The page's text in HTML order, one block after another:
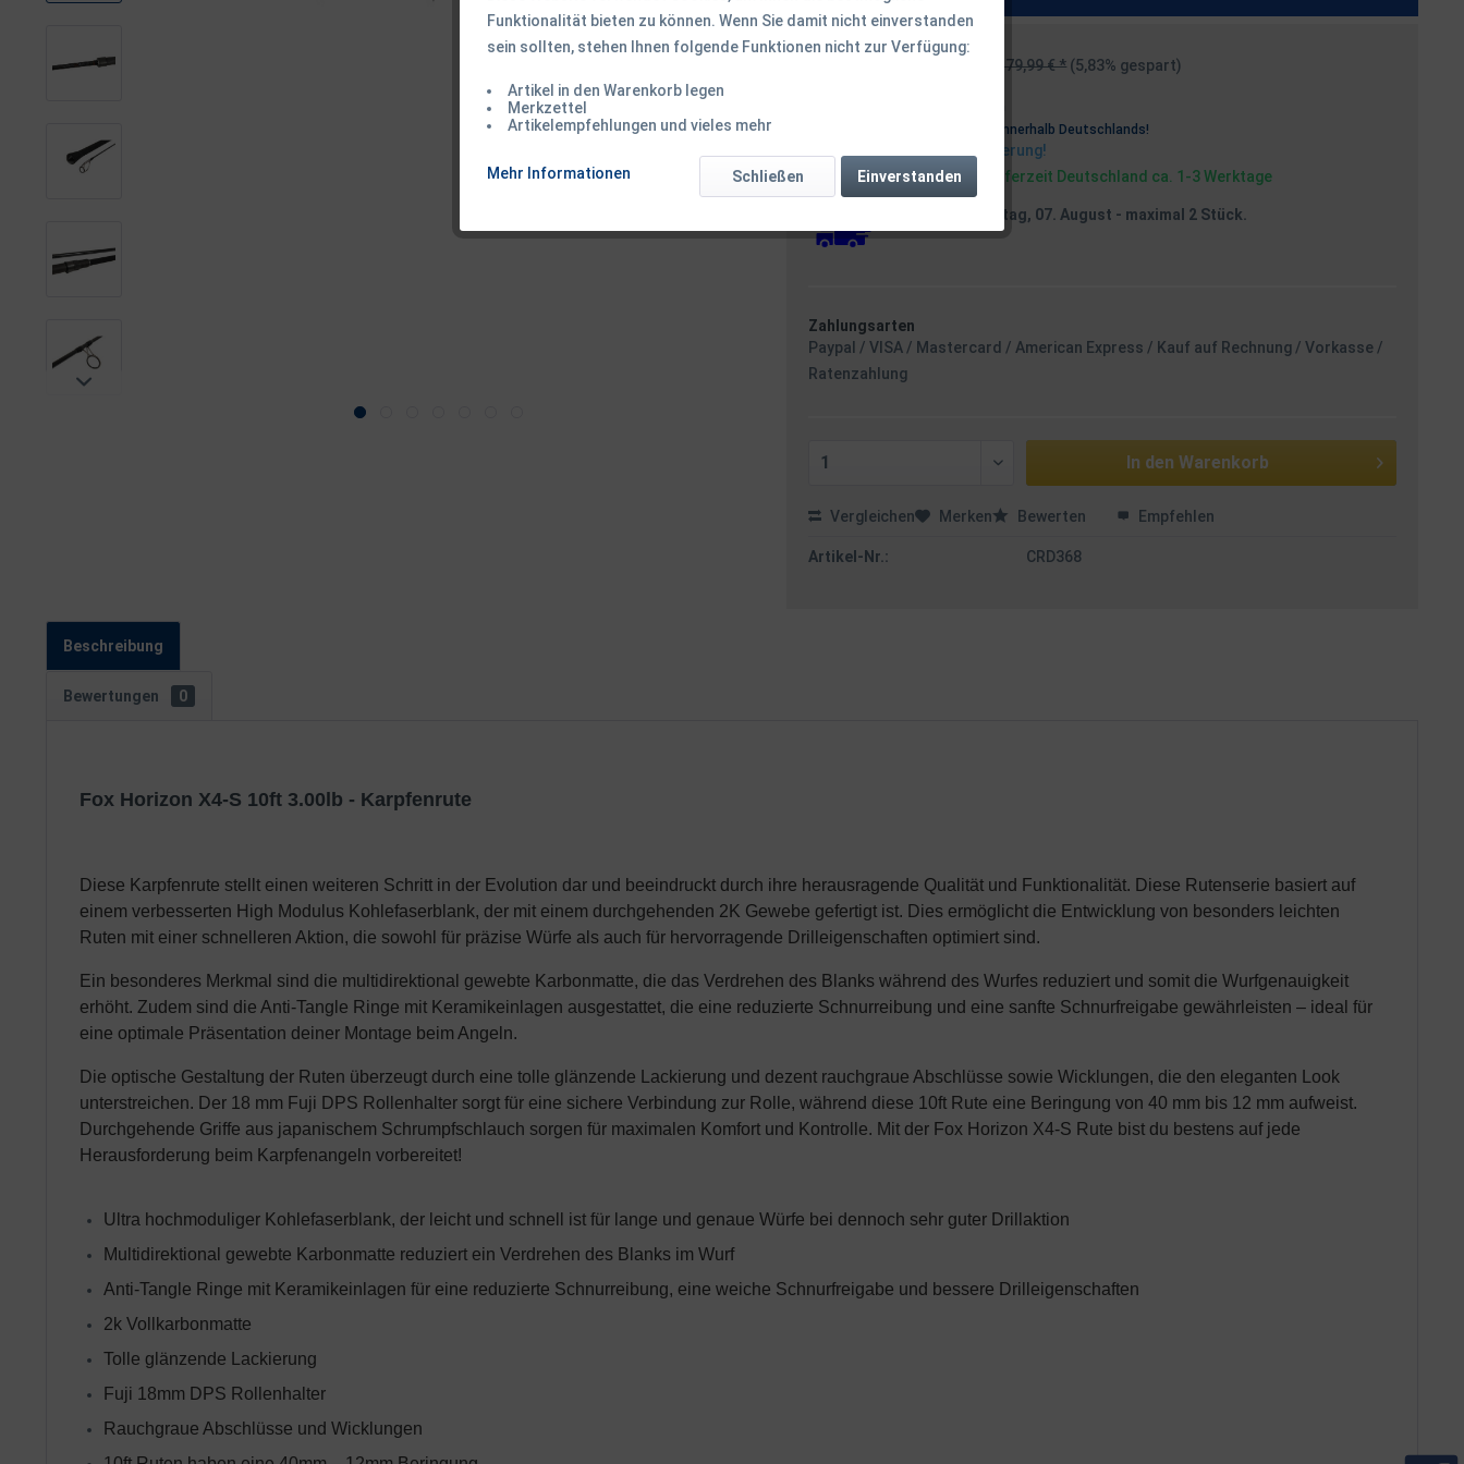
169,50 € * 179,99 € * (5,83% gespart)
innerhalb Deutschlands!
Versandkostenfreie Lieferung!
Sofort versandfertig, Lieferzeit Deutschland ca. 1-3 Werktage
Versand am Freitag, 07. August - maximal 2 Stück.
Zahlungsarten
Paypal / VISA / Mastercard / American Express / Kauf auf Rechnung / Vorkasse /
Ratenzahlung
In den Warenkorb
Vergleichen Merken Bewerten Empfehlen
Artikel-Nr.: CRD368
Beschreibung
Bewertungen 0
Fox Horizon X4-S 10ft 3.00lb - Karpfenrute
Diese Karpfenrute stellt einen weiteren Schritt in der Evolution dar und beeindruckt durch ihre herausragende Qualität und Funktionalität. Diese Rutenserie basiert auf
einem verbesserten High Modulus Kohlefaserblank, der mit einem durchgehenden 2K Gewebe gefertigt ist. Dies ermöglicht die Entwicklung von besonders leichten
Ruten mit einer schnelleren Aktion, die sowohl für präzise Würfe als auch für hervorragende Drilleigenschaften optimiert sind.
Ein besonderes Merkmal sind die multidirektional gewebte Karbonmatte, die das Verdrehen des Blanks während des Wurfes reduziert und somit die Wurfgenauigkeit
erhöht. Zudem sind die Anti-Tangle Ringe mit Keramikeinlagen ausgestattet, die eine reduzierte Schnurreibung und eine sanfte Schnurfreigabe gewährleisten – ideal für
eine optimale Präsentation deiner Montage beim Angeln.
Die optische Gestaltung der Ruten überzeugt durch eine tolle glänzende Lackierung und dezent rauchgraue Abschlüsse sowie Wicklungen, die den eleganten Look
unterstreichen. Der 18 mm Fuji DPS Rollenhalter sorgt für eine sichere Verbindung zur Rolle, während diese 10ft Rute eine Beringung von 40 mm bis 12 mm aufweist.
Durchgehende Griffe aus japanischem Schrumpfschlauch sorgen für maximalen Komfort und Kontrolle. Mit der Fox Horizon X4-S Rute bist du bestens auf jede
Herausforderung beim Karpfenangeln vorbereitet!
Ultra hochmoduliger Kohlefaserblank, der leicht und schnell ist für lange und genaue Würfe bei dennoch sehr guter Drillaktion
Multidirektional gewebte Karbonmatte reduziert ein Verdrehen des Blanks im Wurf
Anti-Tangle Ringe mit Keramikeinlagen für eine reduzierte Schnurreibung, eine weiche Schnurfreigabe und bessere Drilleigenschaften
2k Vollkarbonmatte
Tolle glänzende Lackierung
Fuji 18mm DPS Rollenhalter
Rauchgraue Abschlüsse und Wicklungen
Funktionalität bieten zu können. Wenn Sie damit nicht einverstanden
sein sollten, stehen Ihnen folgende Funktionen nicht zur Verfügung:
Artikel in den Warenkorb legen
Merkzettel
Artikelempfehlungen und vieles mehr
Mehr Informationen Einverstanden
Schließen